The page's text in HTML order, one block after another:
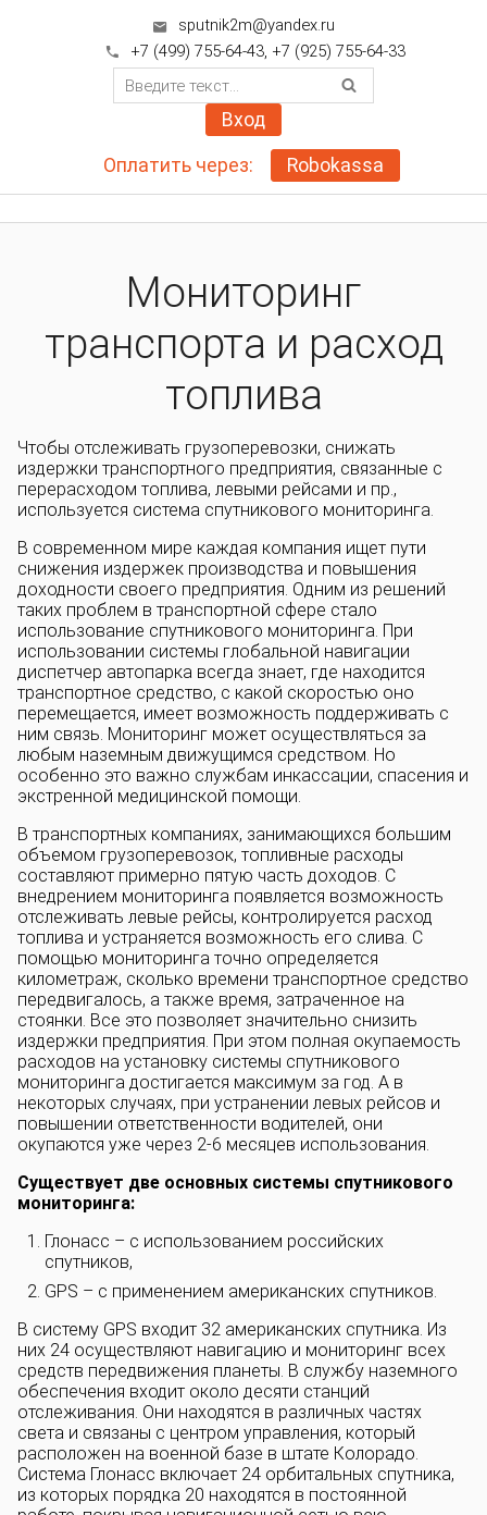
 sputnik2m@yandex.ru
 +7 (499) 755-64-43, +7 (925) 755-64-33
Вход
Оплатить через: Robokassa
Мониторинг
транспорта и расход
топлива
Чтобы отслеживать грузоперевозки, снижать
издержки транспортного предприятия, связанные с
перерасходом топлива, левыми рейсами и пр.,
используется система спутникового мониторинга.
В современном мире каждая компания ищет пути
снижения издержек производства и повышения
доходности своего предприятия. Одним из решений
таких проблем в транспортной сфере стало
использование спутникового мониторинга. При
использовании системы глобальной навигации
диспетчер автопарка всегда знает, где находится
транспортное средство, с какой скоростью оно
перемещается, имеет возможность поддерживать с
ним связь. Мониторинг может осуществляться за
любым наземным движущимся средством. Но
особенно это важно службам инкассации, спасения и
экстренной медицинской помощи.
В транспортных компаниях, занимающихся большим
объемом грузоперевозок, топливные расходы
составляют примерно пятую часть доходов. С
внедрением мониторинга появляется возможность
отслеживать левые рейсы, контролируется расход
топлива и устраняется возможность его слива. С
помощью мониторинга точно определяется
километраж, сколько времени транспортное средство
передвигалось, а также время, затраченное на
стоянки. Все это позволяет значительно снизить
издержки предприятия. При этом полная окупаемость
расходов на установку системы спутникового
мониторинга достигается максимум за год. А в
некоторых случаях, при устранении левых рейсов и
повышении ответственности водителей, они
окупаются уже через 2-6 месяцев использования.
Существует две основных системы спутникового
мониторинга:
Глонасс – с использованием российских
спутников,
GPS – с применением американских спутников.
В систему GPS входит 32 американских спутника. Из
них 24 осуществляют навигацию и мониторинг всех
средств передвижения планеты. В службу наземного
обеспечения входит около десяти станций
отслеживания. Они находятся в различных частях
света и связаны с центром управления, который
расположен на военной базе в штате Колорадо.
Система Глонасс включает 24 орбитальных спутника,
из которых порядка 20 находятся в постоянной